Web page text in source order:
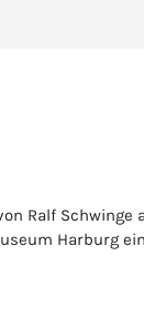
Ralf Schwinge
Harburg